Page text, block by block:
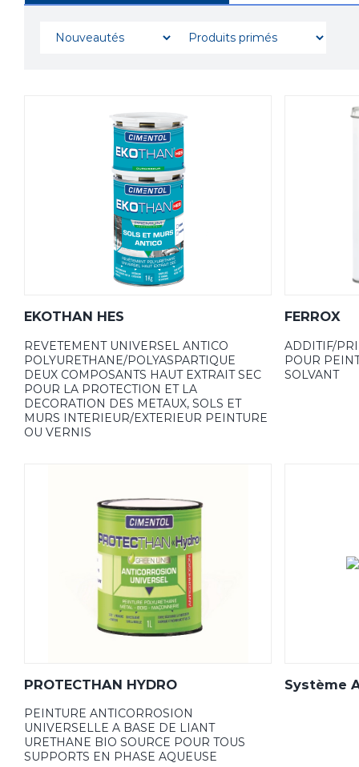
EKOTHAN HES
REVETEMENT UNIVERSEL ANTICO
POLYURETHANE/POLYASPARTIQUE
DEUX COMPOSANTS HAUT EXTRAIT SEC
POUR LA PROTECTION ET LA
DECORATION DES METAUX, SOLS ET
MURS INTERIEUR/EXTERIEUR PEINTURE
OU VERNIS
FERROX
ADDITIF/
POUR
SOLVANT
PROTECTHAN HYDRO
PEINTURE ANTICORROSION
UNIVERSELLE A BASE DE LIANT
URETHANE BIO SOURCE POUR TOUS
SUPPORTS EN PHASE AQUEUSE
Système